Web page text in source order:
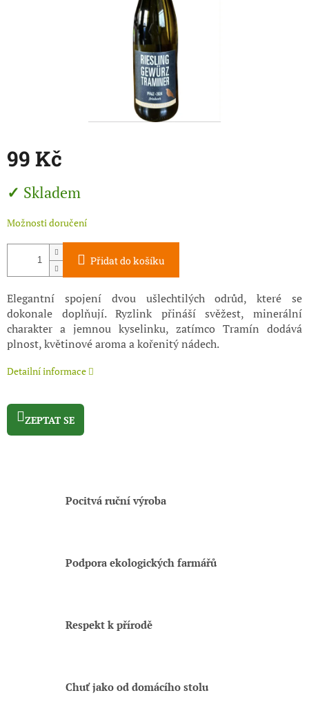
99 Kč
cena:Skladem
Možnosti doručení
Přidat do košíku
Elegantní spojení dvou ušlechtilých odrůd, které se
dokonale doplňují. Ryzlink přináší svěžest, minerální
charakter a jemnou kyselinku, zatímco Tramín dodává
plnost, květinové aroma a kořenitý nádech.
Detailní informace
ZEPTAT SE
Pocitvá ruční výroba
Podpora ekologických farmářů
Respekt k přírodě
Chuť jako od domácího stolu